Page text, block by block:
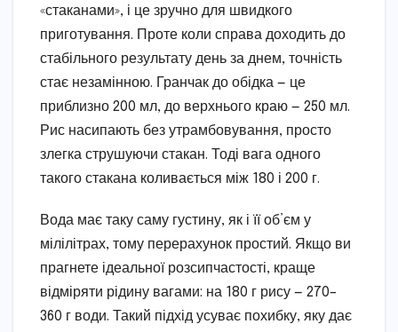
«стаканами», і це зручно для швидкого
приготування. Проте коли справа доходить до
стабільного результату день за днем, точність
стає незамінною. Гранчак до обідка — це
приблизно 200 мл, до верхнього краю — 250 мл.
Рис насипають без утрамбовування, просто
злегка струшуючи стакан. Тоді вага одного
такого стакана коливається між 180 і 200 г.
Вода має таку саму густину, як і її об’єм у
мілілітрах, тому перерахунок простий. Якщо ви
прагнете ідеальної розсипчастості, краще
відміряти рідину вагами: на 180 г рису — 270–
360 г води. Такий підхід усуває похибку, яку дає